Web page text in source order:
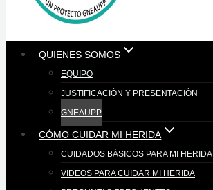
QUIENES SOMOS
EQUIPO
JUSTIFICACIÓN Y PRESENTACIÓN
GNEAUPP
CÓMO CUIDAR MI HERIDA
CUIDADOS BÁSICOS PARA MI HERIDA
VIDEOS PARA CUIDAR MI HERIDA